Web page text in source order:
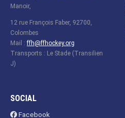
Manoir,
12 rue François Faber, 92700,
Colombes
Mail :ffh@ffhockey.org
Transports : Le Stade (Transilien
J)
SOCIAL
Facebook